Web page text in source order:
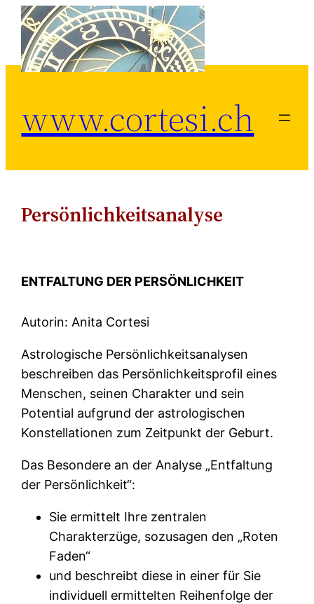
Zum
Inhalt
springen
www.cortesi.ch
Persönlichkeitsanalyse
ENTFALTUNG DER PERSÖNLICHKEIT
Autorin: Anita Cortesi
Astrologische Persönlichkeitsanalysen
beschreiben das Persönlichkeitsprofil eines
Menschen, seinen Charakter und sein
Potential aufgrund der astrologischen
Konstellationen zum Zeitpunkt der Geburt.
Das Besondere an der Analyse „Entfaltung
der Persönlichkeit“:
Sie ermittelt Ihre zentralen
Charakterzüge, sozusagen den „Roten
Faden“
und beschreibt diese in einer für Sie
individuell ermittelten Reihenfolge der